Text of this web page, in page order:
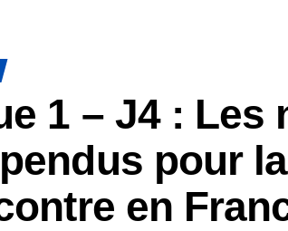
1 – J4 : Les
pour
en